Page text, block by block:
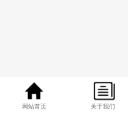
网站首页 关于我们